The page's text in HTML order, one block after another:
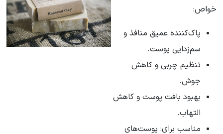
خواص:
پاک‌کننده عمیق منافذ و
سم‌زدایی پوست.
تنظیم چربی و کاهش
جوش.
بهبود بافت پوست و کاهش
التهاب.
مناسب برای: پوست‌های